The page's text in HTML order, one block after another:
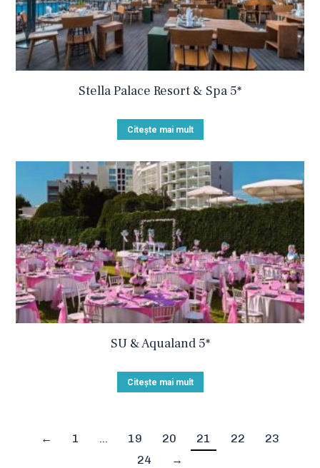
Stella Palace Resort & Spa 5*
Citește mai mult
SU & Aqualand 5*
Citește mai mult
← 1 … 19 20 21 22
23
24
→